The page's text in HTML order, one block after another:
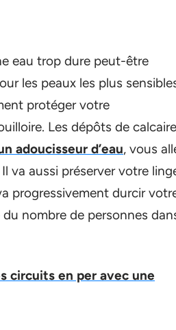
eau trop dure peut-être
les peaux les plus
protéger votre
Les dépôts de calcaire
adoucisseur d’eau, vous
va aussi préserver votre
progressivement durcir
nombre de personnes
circuits en per avec une